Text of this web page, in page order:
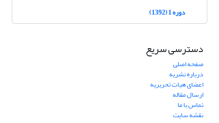
دوره 1 (1392)
دسترسی سریع
صفحه اصلی
درباره نشریه
اعضای هیات تحریریه
ارسال مقاله
تماس با ما
نقشه سایت